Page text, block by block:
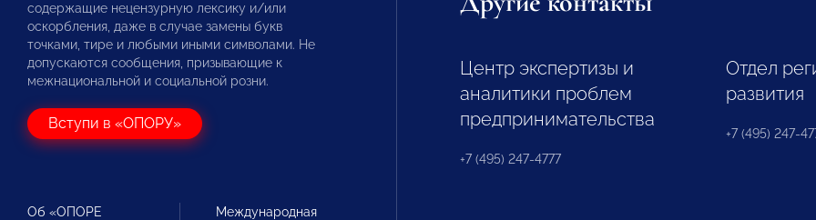
содержащие нецензурную лексику и/или
оскорбления, даже в случае замены букв
точками, тире и любыми иными символами. Не
допускаются сообщения, призывающие к
межнациональной и социальной розни.
Вступи в «ОПОРУ»
Об «ОПОРЕ
Международная
Центр экспертизы и
аналитики проблем
предпринимательства
+7 (495) 247-4777
Отдел
развития
+7 (495) 247-